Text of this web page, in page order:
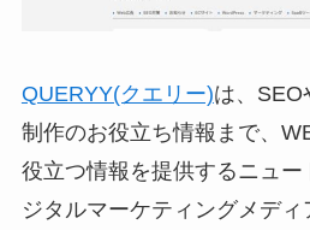
QUERYY(クエリー)は、SEO
制作のお役立ち情報まで、
役立つ情報を提供するニュ
ジタルマーケティングメディ